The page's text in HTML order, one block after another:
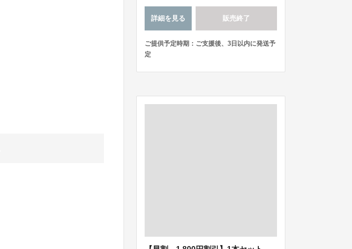
詳細を見る 販売終了
ご提供予定時期：ご支援後、3日以内に発送予
定